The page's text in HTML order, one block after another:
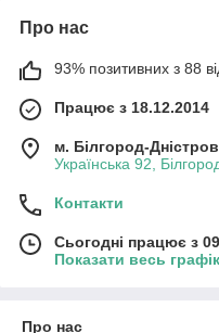
Про нас
93% позитивних з 88
Працює з 18.12.2014
м. Білгород-
Українська 92,
Контакти
Сьогодні працює з
Показати весь
Про нас